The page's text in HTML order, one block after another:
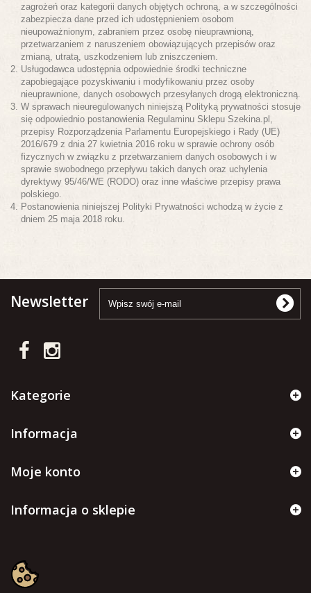
zagrożeń oraz kategorii danych objętych ochroną, a w szczególności
zabezpiecza dane przed ich udostępnieniem osobom
nieupoważnionym, zabraniem przez osobę nieuprawnioną,
przetwarzaniem z naruszeniem obowiązujących przepisów oraz
zmianą, utratą, uszkodzeniem lub zniszczeniem.
Usługodawca udostępnia odpowiednie środki techniczne
zapobiegające pozyskiwaniu i modyfikowaniu przez osoby
nieuprawnione, danych osobowych przesyłanych drogą elektroniczną.
W sprawach nieuregulowanych niniejszą Polityką prywatności stosuje
się odpowiednio postanowienia Regulaminu Sklepu Szekina.pl,
przepisy Rozporządzenia Parlamentu Europejskiego i Rady (UE)
2016/679 z dnia 27 kwietnia 2016 roku w sprawie ochrony osób
fizycznych w związku z przetwarzaniem danych osobowych i w
sprawie swobodnego przepływu takich danych oraz uchylenia
dyrektywy 95/46/WE (RODO) oraz inne właściwe przepisy prawa
polskiego.
Postanowienia niniejszej Polityki Prywatności wchodzą w życie z
dniem 25 maja 2018 roku.
Newsletter
Kategorie
Informacja
Moje konto
Informacja o sklepie